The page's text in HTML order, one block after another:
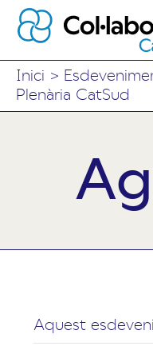
Inici >
Plenària CatSud
Aquest